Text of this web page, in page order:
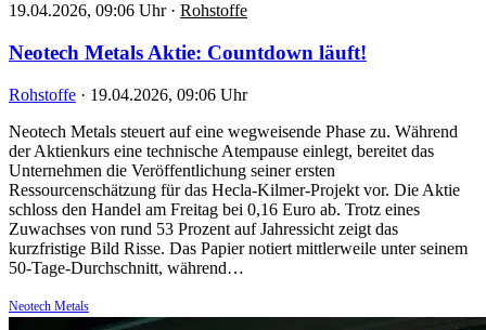
19.04.2026, 09:06 Uhr · Rohstoffe
Neotech Metals Aktie: Countdown läuft!
Rohstoffe · 19.04.2026, 09:06 Uhr
Neotech Metals steuert auf eine wegweisende Phase zu. Während
der Aktienkurs eine technische Atempause einlegt, bereitet das
Unternehmen die Veröffentlichung seiner ersten
Ressourcenschätzung für das Hecla-Kilmer-Projekt vor. Die Aktie
schloss den Handel am Freitag bei 0,16 Euro ab. Trotz eines
Zuwachses von rund 53 Prozent auf Jahressicht zeigt das
kurzfristige Bild Risse. Das Papier notiert mittlerweile unter seinem
50-Tage-Durchschnitt, während…
Neotech Metals